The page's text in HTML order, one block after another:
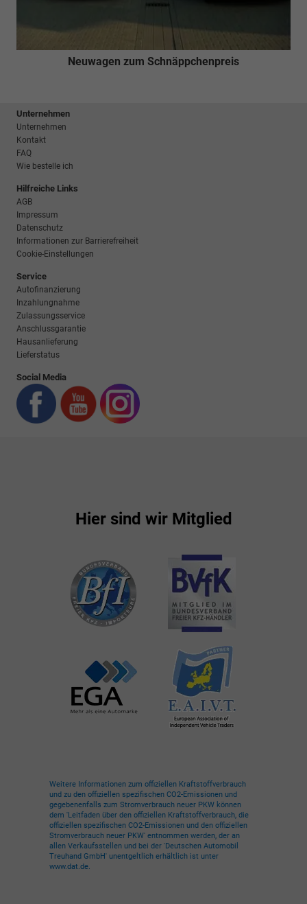
Neuwagen zum Schnäppchenpreis
Unternehmen
Unternehmen
Kontakt
FAQ
Wie bestelle ich
Hilfreiche Links
AGB
Impressum
Datenschutz
Informationen zur Barrierefreiheit
Cookie-Einstellungen
Service
Autofinanzierung
Inzahlungnahme
Zulassungsservice
Anschlussgarantie
Hausanlieferung
Lieferstatus
Social Media
Hier sind wir Mitglied
Weitere Informationen zum offiziellen Kraftstoffverbrauch
und zu den offiziellen spezifischen CO2-Emissionen und
gegebenenfalls zum Stromverbrauch neuer PKW können
dem 'Leitfaden über den offiziellen Kraftstoffverbrauch, die
offiziellen spezifischen CO2-Emissionen und den offiziellen
Stromverbrauch neuer PKW' entnommen werden, der an
allen Verkaufsstellen und bei der 'Deutschen Automobil
Treuhand GmbH' unentgeltlich erhältlich ist unter
www.dat.de.